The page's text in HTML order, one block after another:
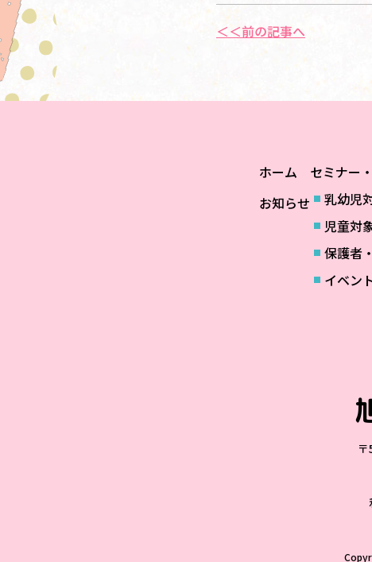
＜＜前の記事へ
ホーム
お知らせ
セミナー
乳幼児
児童対
保護者
イベン